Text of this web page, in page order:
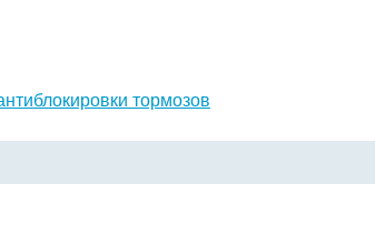
тормозов